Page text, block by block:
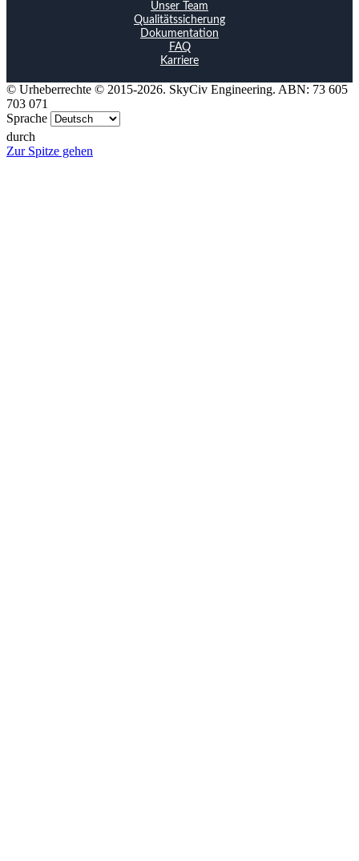
Unser Team
Qualitätssicherung
Dokumentation
FAQ
Karriere
© Urheberrechte © 2015-2026. SkyCiv Engineering. ABN: 73 605
703 071
Sprache
durch
Zur Spitze gehen